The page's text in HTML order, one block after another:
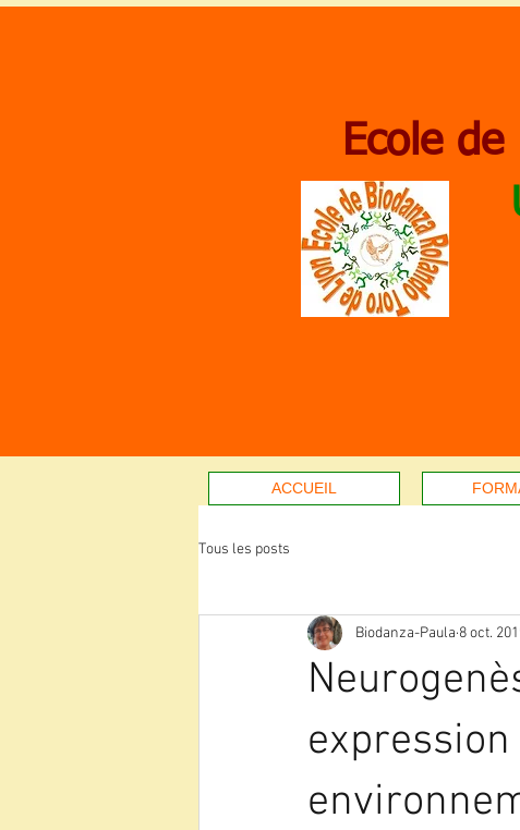
Ecole
ACCUEIL
Tous les posts
expression
Biodanza-Paula 8 oct.